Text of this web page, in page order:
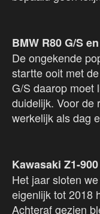
BMW R80 G/S
De ongekende
startte ooit met
G/S daarop moet
duidelijk. Voor de
werkelijk als dag
Kawasaki Z1-
Het jaar sloten
eigenlijk tot 2018
Achteraf gezien